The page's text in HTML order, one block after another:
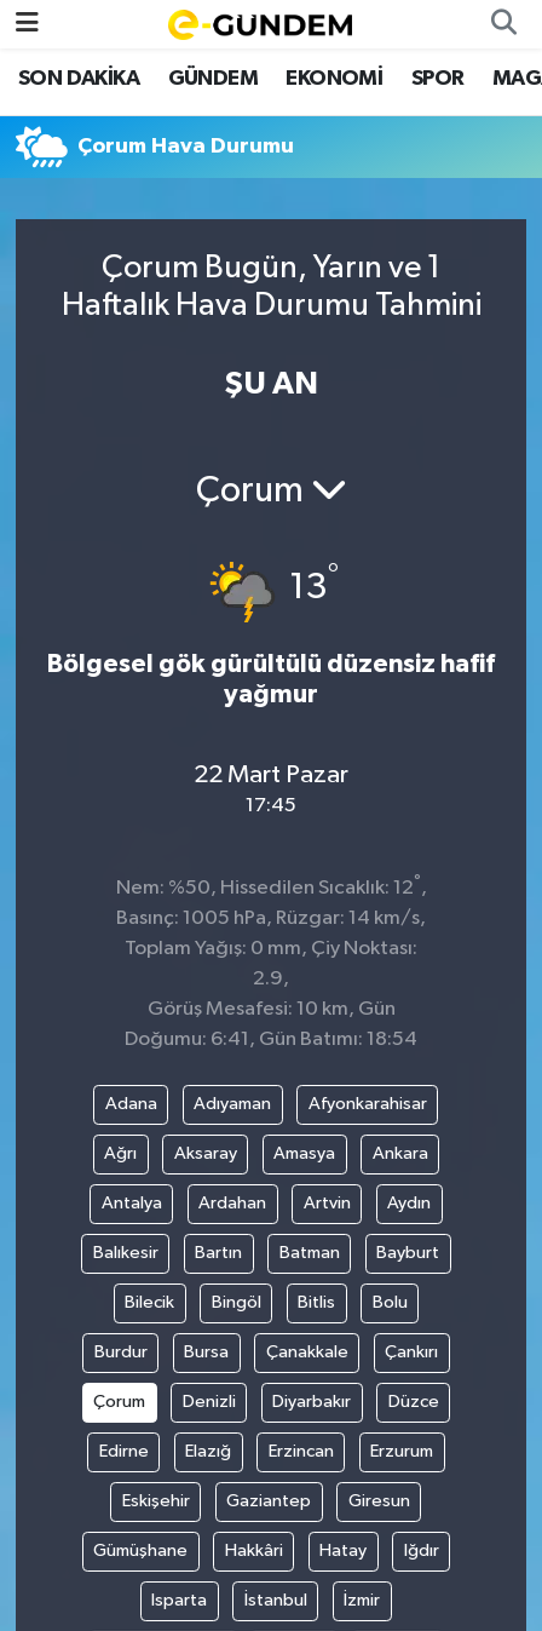
SON DAKİKA GÜNDEM EKONOMİ SPOR
Çorum Hava Durumu
Çorum Bugün, Yarın ve 1
Haftalık Hava Durumu Tahmini
ŞU AN
Çorum
13°
Bölgesel gök gürültülü düzensiz hafif
yağmur
22 Mart Pazar
17:45
Nem: %50, Hissedilen Sıcaklık: 12° ,
Basınç: 1005 hPa, Rüzgar: 14 km/s,
Toplam Yağış: 0 mm, Çiy Noktası:
2.9,
Görüş Mesafesi: 10 km, Gün
Doğumu: 6:41, Gün Batımı: 18:54
Adana Adıyaman Afyonkarahisar
Ağrı Aksaray Amasya Ankara
Antalya Ardahan Artvin Aydın
Balıkesir Bartın Batman Bayburt
Bilecik Bingöl Bitlis Bolu
Burdur Bursa Çanakkale Çankırı
Çorum Denizli Diyarbakır Düzce
Edirne Elazığ Erzincan Erzurum
Eskişehir Gaziantep Giresun
Gümüşhane Hakkâri Hatay Iğdır
Isparta İstanbul İzmir
SON DAKİKA
GÜNDEM
EKONOMİ
SPOR
Nöbetçi Eczaneler
Hava Durumu
Namaz Vakitleri
Trafik Durumu